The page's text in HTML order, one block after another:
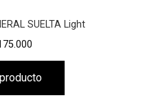
SUELTA Light